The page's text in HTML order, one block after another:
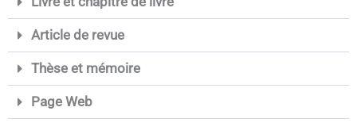
Article de revue
Thèse et mémoire
Page Web